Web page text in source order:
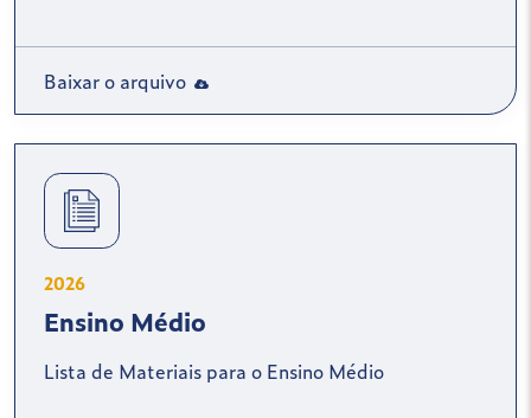
Baixar o arquivo
2026
Ensino Médio
Lista de Materiais para o Ensino Médio